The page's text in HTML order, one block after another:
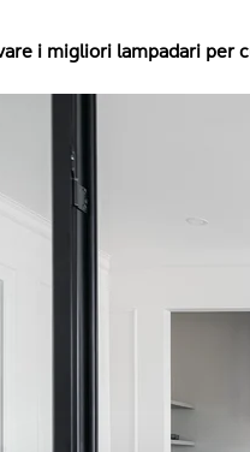
i migliori lampadari per